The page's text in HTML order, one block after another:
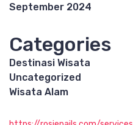
September 2024
Categories
Destinasi Wisata
Uncategorized
Wisata Alam